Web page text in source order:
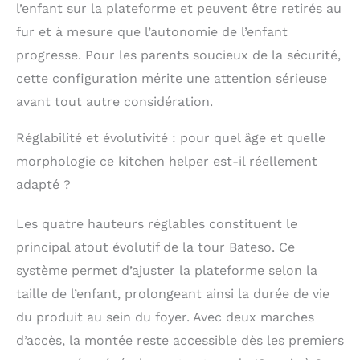
certifié CPC, ce qui
signifie que notre
marchepied est
pour chaque détail de
la structure en bois et
matériel. Notre
marchepied pour
tout-petit est fabriqué
garantit une
et durable et peut
supporter jusqu'à 90
POUR LES ENFANTS]
Les enfants adorent
explorer et donner un
coup de main, la tour
l’enfant sur la plateforme et peuvent être retirés au
fur et à mesure que l’autonomie de l’enfant
progresse. Pour les parents soucieux de la sécurité,
cette configuration mérite une attention sérieuse
avant tout autre considération.
Réglabilité et évolutivité : pour quel âge et quelle
morphologie ce kitchen helper est-il réellement
adapté ?
Les quatre hauteurs réglables constituent le
principal atout évolutif de la tour Bateso. Ce
système permet d’ajuster la plateforme selon la
taille de l’enfant, prolongeant ainsi la durée de vie
du produit au sein du foyer. Avec deux marches
d’accès, la montée reste accessible dès les premiers